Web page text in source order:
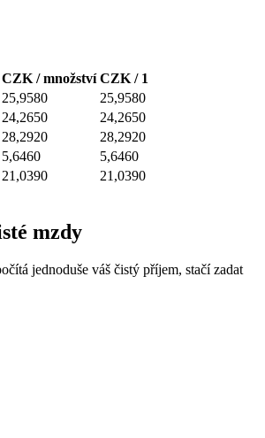
CZK / množství CZK / 1
25,9580
25,9580
24,2650
24,2650
28,2920
28,2920
5,6460
5,6460
21,0390
21,0390
mzdy
jednoduše váš čistý příjem, stačí zadat